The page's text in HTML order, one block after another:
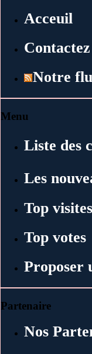
Acceuil
Notre
Menu
Liste des
Les
Top visites
Top votes
Proposer
Partenaire
Nos